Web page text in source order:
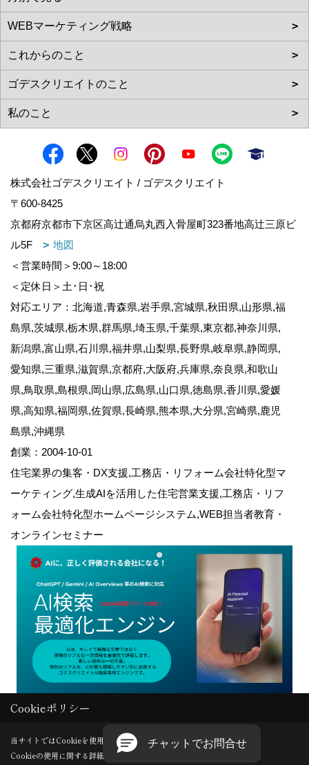
株式会社ゴデスクリエイト / ゴデスクリエイト
〒600-8425
京都府京都市下京区高辻通烏丸西入骨屋町323番地高辻三原ビ
ル5F
地図
＜営業時間＞9:00～18:00
＜定休日＞土･日･祝
対応エリア：北海道,青森県,岩手県,宮城県,秋田県,山形県,福
島県,茨城県,栃木県,群馬県,埼玉県,千葉県,東京都,神奈川県,
新潟県,富山県,石川県,福井県,山梨県,長野県,岐阜県,静岡県,
愛知県,三重県,滋賀県,京都府,大阪府,兵庫県,奈良県,和歌山
県,鳥取県,島根県,岡山県,広島県,山口県,徳島県,香川県,愛媛
県,高知県,福岡県,佐賀県,長崎県,熊本県,大分県,宮崎県,鹿児
島県,沖縄県
創業：2004-10-01
住宅業界の集客・DX支援,工務店・リフォーム会社特化型マ
ーケティング,生成AIを活用した住宅営業支援,工務店・リフ
ォーム会社特化型ホームページシステム,WEB担当者教育・
オンラインセミナー
Copyright (c) GODDESS CREATE. All Rights Reserved.
Produced byゴデスクリエイト
Cookieポリシー
当サイトではCookieを使用します。
Cookieの使用に関する詳細は 「プライバシーポリシー 」をご覧ください。